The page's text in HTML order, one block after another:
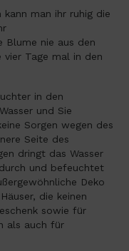
kann man ihr ruhig die
Blume nie aus den
vier Tage mal in den
in den
und Sie
Sorgen wegen des
Seite des
dringt das Wasser
und befeuchtet
Deko
die keinen
sowie für
als auch für